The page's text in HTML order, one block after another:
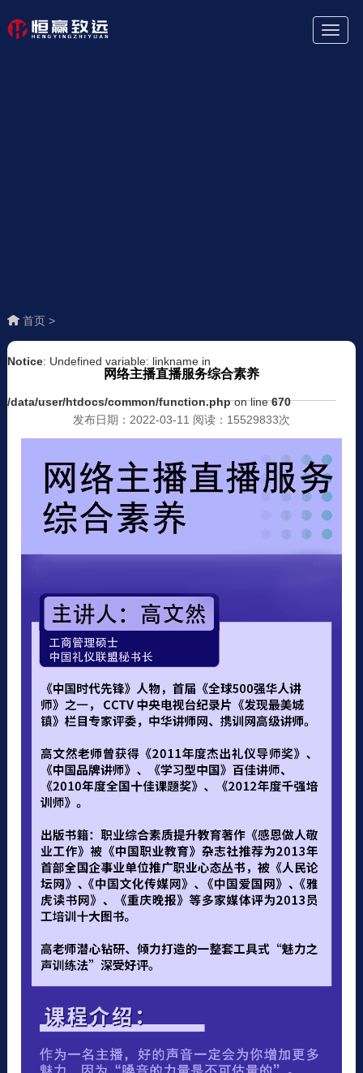
首页 >
Notice: Undefined variable: linkname in
/data/user/htdocs/common/function.phpon line670
网络主播直播服务综合素养
发布日期：2022-03-11 阅读：15529833次